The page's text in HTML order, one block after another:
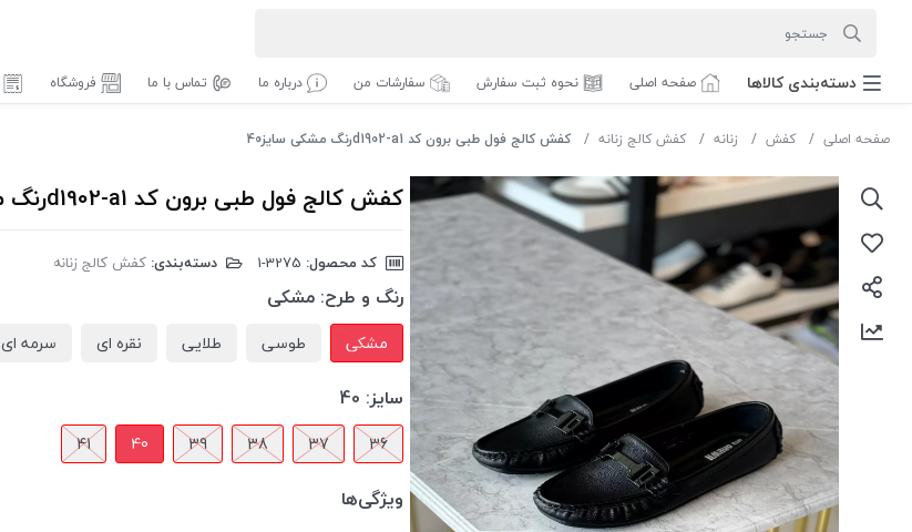
دسته‌بندی‌ کالاها صفحه اصلی نحوه ثبت سفارش سفارشات من درباره ما تماس با ما فروشگاه
صفحه اصلی کفش زنانه کفش کالج زنانه کفش کالج فول طبی برون کد d1902-a1رنگ مشکی سایز40
کفش کالج فول طبی برون کد d1902-a1رنگ مشکی سایز40
کد محصول: دسته‌بندی: کفش کالج زنانه
رنگ و طرح: مشکی
مشکی طوسی طلایی نقره ای سرمه ای
سایز: 40
36
37
38
39
40
41
ویژگی‌ها